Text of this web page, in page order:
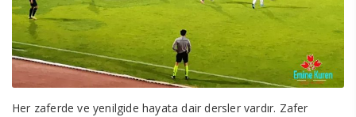
Her zaferde ve yenilgide hayata dair dersler vardır. Zafer